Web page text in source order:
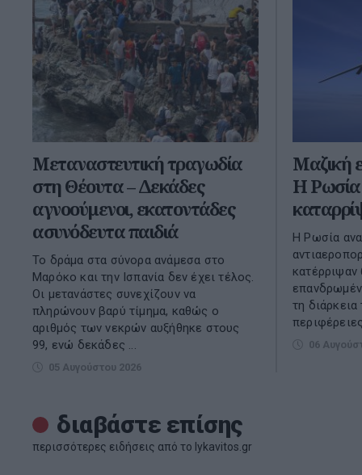
Μεταναστευτική τραγωδία
στη Θέουτα – Δεκάδες
αγνοούμενοι, εκατοντάδες
ασυνόδευτα παιδιά
Το δράμα στα σύνορα ανάμεσα στο
Μαρόκο και την Ισπανία δεν έχει τέλος.
Οι μετανάστες συνεχίζουν να
πληρώνουν βαρύ τίμημα, καθώς ο
αριθμός των νεκρών αυξήθηκε στους
99, ενώ δεκάδες ...
05 Αυγούστου 2026
Μαζική
Η Ρωσία
Η Ρωσία
κατέρριψαν
τη
06
διαβάστε επίσης
περισσότερες ειδήσεις από το lykavitos.gr